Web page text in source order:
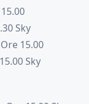
Sky
Ore 15.00
Sky